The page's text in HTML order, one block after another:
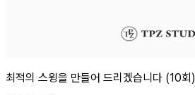
최적의 스윙을 만들어 드리겠습니다 (10회)